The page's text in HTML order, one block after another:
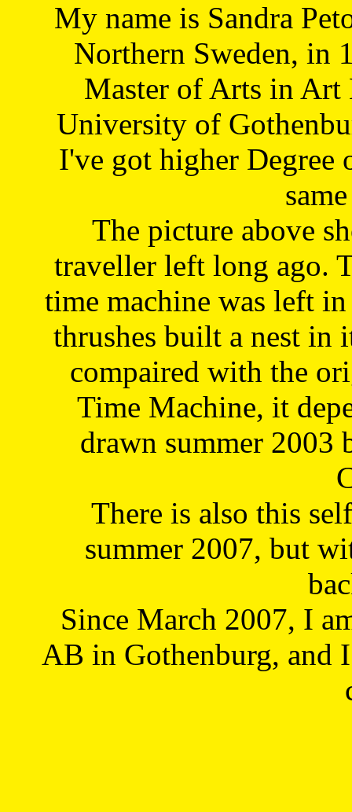
My name is Sandra
Northern Sweden, in
Master of Arts in Art
University of
I've got higher Degree
The picture above
traveller left long ago.
time machine was left
thrushes built a nest in
compaired with the
Time Machine, it
drawn summer 2003
There is also this
summer 2007, but
Since March 2007, I
AB in Gothenburg, and